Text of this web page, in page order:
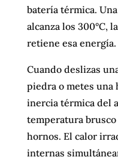
batería térmica.
alcanza los 300°C,
retiene esa energía.
Cuando deslizas
piedra o metes una
inercia térmica del
temperatura
hornos. El calor
internas